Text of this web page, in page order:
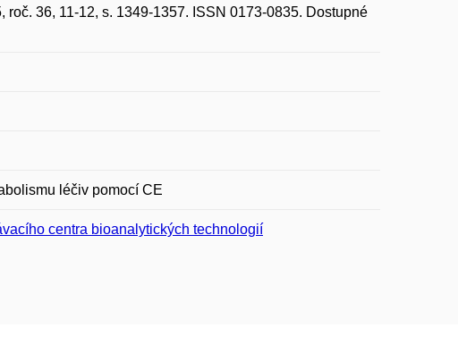
36, 11-12, s. 1349-1357. ISSN 0173-0835. Dostupné
léčiv pomocí CE
centra bioanalytických technologií